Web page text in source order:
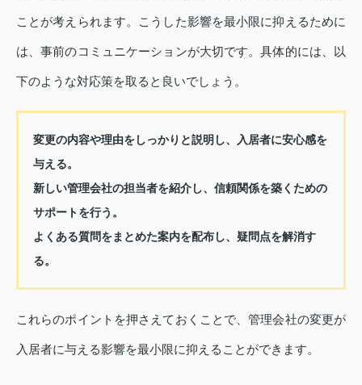
ことが考えられます。こうした影響を最小限に抑えるために
は、事前のコミュニケーションが大切です。具体的には、以
下のような対応策を取ると良いでしょう。
変更の内容や理由をしっかりと説明し、入居者に安心感を
与える。
新しい管理会社の担当者を紹介し、信頼関係を築くための
サポートを行う。
よくある質問をまとめた案内を配布し、疑問点を解消す
る。
これらのポイントを押さえておくことで、管理会社の変更が
入居者に与える影響を最小限に抑えることができます。